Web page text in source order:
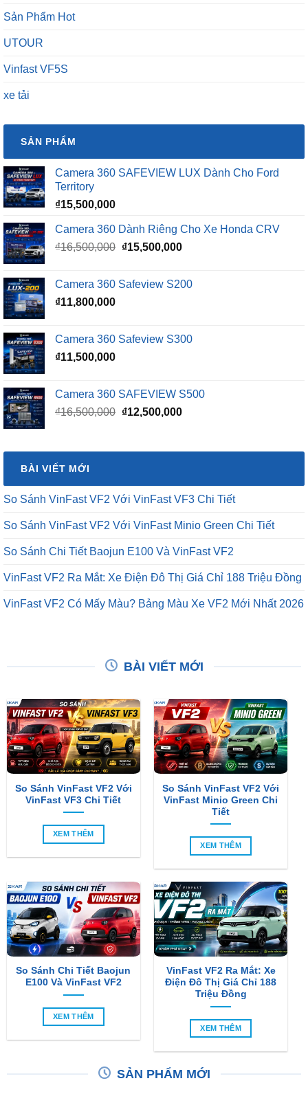
Sản Phẩm Hot
UTOUR
Vinfast VF5S
xe tải
SẢN PHẨM
Camera 360 SAFEVIEW LUX Dành Cho Ford
Territory
₫15,500,000
Camera 360 Dành Riêng Cho Xe Honda CRV
₫16,500,000 Giá
₫16,500,000.
₫15,500,000Giá
là:
Camera 360 Safeview S200
₫11,800,000
Camera 360 Safeview S300
₫11,500,000
Camera 360 SAFEVIEW S500
₫16,500,000 Giá
₫16,500,000.
₫12,500,000Giá
là:
BÀI VIẾT MỚI
So Sánh VinFast VF2 Với VinFast VF3 Chi Tiết
So Sánh VinFast VF2 Với VinFast Minio Green Chi Tiết
So Sánh Chi Tiết Baojun E100 Và VinFast VF2
VinFast VF2 Ra Mắt: Xe Điện Đô Thị Giá Chỉ 188 Triệu Đồng
VinFast VF2 Có Mấy Màu? Bảng Màu Xe VF2 Mới Nhất 2026
BÀI VIẾT MỚI
So Sánh VinFast VF2 Với
VinFast VF3 Chi Tiết
XEM THÊM
So Sánh VinFast VF2 Với
VinFast Minio Green Chi
Tiết
XEM THÊM
So Sánh Chi Tiết Baojun
E100 Và VinFast VF2
XEM THÊM
VinFast VF2 Ra Mắt: Xe
Điện Đô Thị Giá Chỉ 188
Triệu Đồng
XEM THÊM
SẢN PHẨM MỚI